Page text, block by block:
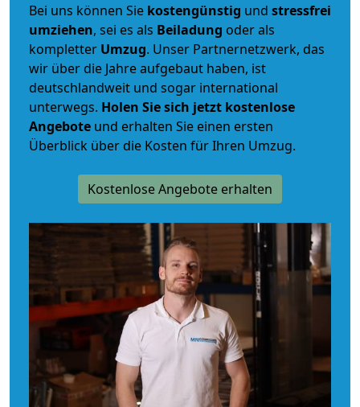
Bei uns können Sie kostengünstig und stressfrei
umziehen, sei es als Beiladung oder als
kompletter Umzug. Unser Partnernetzwerk, das
wir über die Jahre aufgebaut haben, ist
deutschlandweit und sogar international
unterwegs. Holen Sie sich jetzt kostenlose
Angebote und erhalten Sie einen ersten
Überblick über die Kosten für Ihren Umzug.
Kostenlose Angebote erhalten